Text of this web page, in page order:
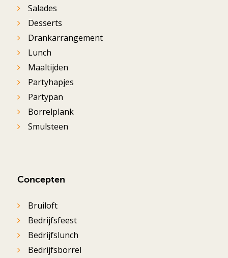
Salades
Desserts
Drankarrangement
Lunch
Maaltijden
Partyhapjes
Partypan
Borrelplank
Smulsteen
Concepten
Bruiloft
Bedrijfsfeest
Bedrijfslunch
Bedrijfsborrel